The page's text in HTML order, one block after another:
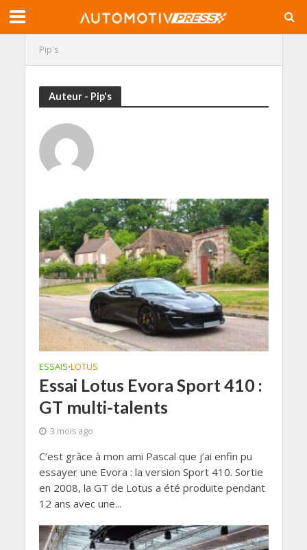
Pip's
Auteur - Pip's
ESSAIS•LOTUS
Essai Lotus Evora Sport 410 :
GT multi-talents
3 mois ago
C’est grâce à mon ami Pascal que j’ai enfin pu
essayer une Evora : la version Sport 410. Sortie
en 2008, la GT de Lotus a été produite pendant
12 ans avec une...